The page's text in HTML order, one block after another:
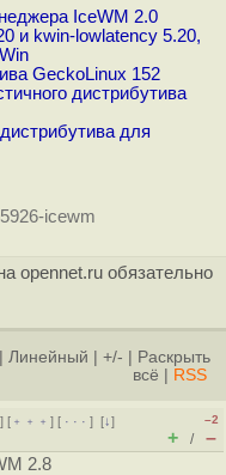
IceWM 2.0
и kwin-lowlatency 5.20,
GeckoLinux 152
дистрибутива
для
icewm
opennet.ru обязательно
Линейный +/-
Раскрыть
всё
RSS
] [ ﹢﹢﹢] [ · · ·][↓]
–2
+ / –
2.8